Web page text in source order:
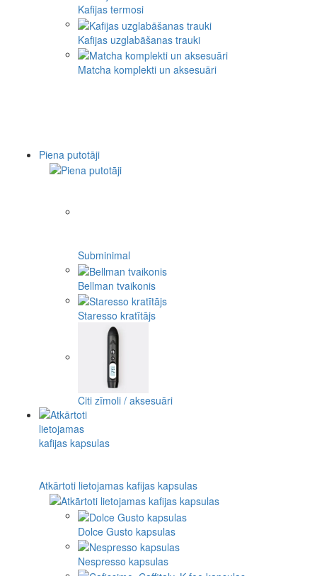
Kafijas termosi
Kafijas uzglabāšanas trauki
Matcha komplekti un aksesuāri
Piena putotāji
Subminimal
Bellman tvaikonis
Staresso kratītājs
Citi zīmoli / aksesuāri
Atkārtoti lietojamas kafijas kapsulas
Dolce Gusto kapsulas
Nespresso kapsulas